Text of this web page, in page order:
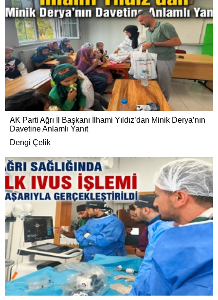
AK Parti Ağrı İl Başkanı İlhami Yıldız’dan Minik Derya’nın
Davetine Anlamlı Yanıt
Dengi Çelik